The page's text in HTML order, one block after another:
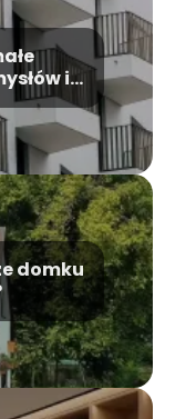
i
domku